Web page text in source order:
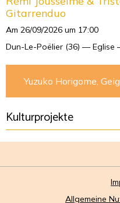
Gitarrenduo
Am 26/09/2026 um 17:00
Dun-Le-Poëlier (36) — Eglise
Yuzuko Horigome,
Kulturprojekte
Allgemeine